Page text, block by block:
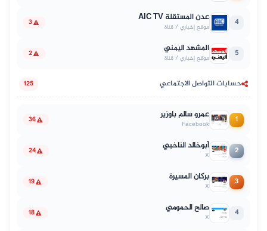
4 عدن المستقلة AIC TV
موقع إخباري / قناة 3
5 المشهد اليمني
موقع إخباري / قناة 2
حسابات التواصل الاجتماعي 125
1 عمرو سالم باوزير
Facebook
36
2 أبوخالد الناخبي
X
24
3 بركان المسيرة
X
19
4 صالح الحمومي
X
18